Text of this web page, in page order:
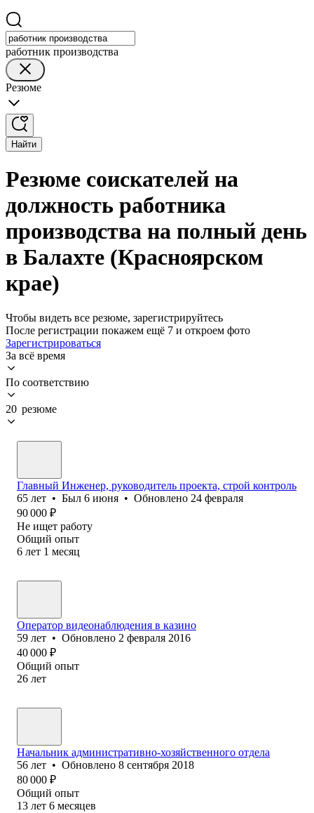
работник производства
Резюме
Найти
Резюме соискателей на
должность работника
производства на полный день
в Балахте (Красноярском
крае)
Чтобы видеть все резюме, зарегистрируйтесь
После регистрации покажем ещё 7 и откроем фото
Зарегистрироваться
За всё время
По соответствию
20 резюме
Главный Инженер, руководитель проекта, строй контроль
65 лет • Был 6 июня • Обновлено 24 февраля
90 000 ₽
Не ищет работу
Общий опыт
6 лет 1 месяц
Оператор видеонаблюдения в казино
59 лет • Обновлено 2 февраля 2016
40 000 ₽
Общий опыт
26 лет
Начальник административно-хозяйственного отдела
56 лет • Обновлено 8 сентября 2018
80 000 ₽
Общий опыт
13 лет 6 месяцев